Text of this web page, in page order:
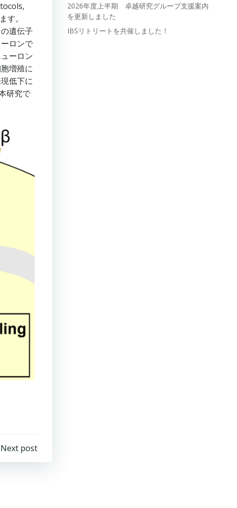
す。
遺伝子
ロンで
ーロン
増殖に
低下に
研究で
Next post
2026年度上半期 卓越研究グループ支援案内
を更新しました
IBSリトリートを共催しました！